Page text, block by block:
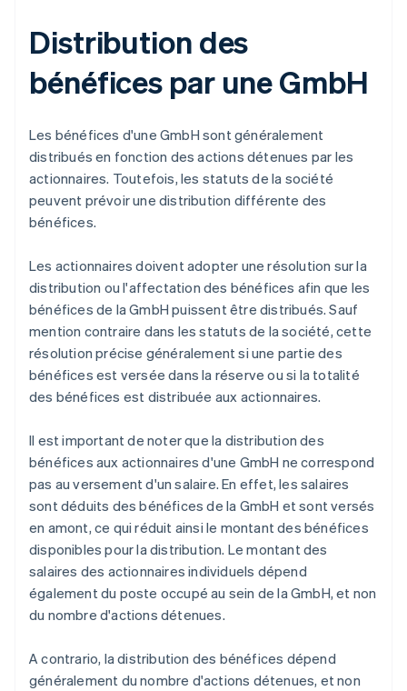
Distribution des
bénéfices par une GmbH
Les bénéfices d'une GmbH sont généralement
distribués en fonction des actions détenues par les
actionnaires. Toutefois, les statuts de la société
peuvent prévoir une distribution différente des
bénéfices.
Les actionnaires doivent adopter une résolution sur la
distribution ou l'affectation des bénéfices afin que les
bénéfices de la GmbH puissent être distribués. Sauf
mention contraire dans les statuts de la société, cette
résolution précise généralement si une partie des
bénéfices est versée dans la réserve ou si la totalité
des bénéfices est distribuée aux actionnaires.
Il est important de noter que la distribution des
bénéfices aux actionnaires d'une GmbH ne correspond
pas au versement d'un salaire. En effet, les salaires
sont déduits des bénéfices de la GmbH et sont versés
en amont, ce qui réduit ainsi le montant des bénéfices
disponibles pour la distribution. Le montant des
salaires des actionnaires individuels dépend
également du poste occupé au sein de la GmbH, et non
du nombre d'actions détenues.
A contrario, la distribution des bénéfices dépend
généralement du nombre d'actions détenues, et non